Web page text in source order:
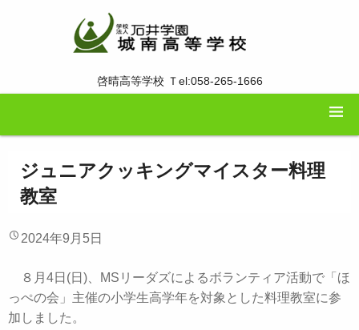
啓晴高等学校 Ｔel:058-265-1666
ジュニアクッキングマイスター料理
教室
2024年9月5日
８月4日(日)、MSリーダズによるボランティア活動で「ほ
っぺの会」主催の小学生高学年を対象とした料理教室に参
加しました。